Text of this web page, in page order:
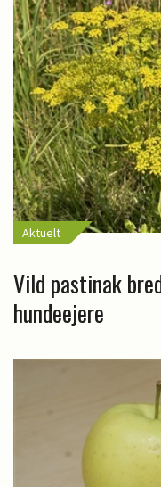
Aktuelt
Vild pastinak
hundeejere